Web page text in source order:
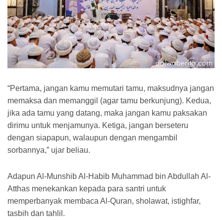
“Pertama, jangan kamu memutari tamu, maksudnya jangan
memaksa dan memanggil (agar tamu berkunjung). Kedua,
jika ada tamu yang datang, maka jangan kamu paksakan
dirimu untuk menjamunya. Ketiga, jangan berseteru
dengan siapapun, walaupun dengan mengambil
sorbannya,” ujar beliau.
Adapun Al-Munshib Al-Habib Muhammad bin Abdullah Al-
Atthas menekankan kepada para santri untuk
memperbanyak membaca Al-Quran, sholawat, istighfar,
tasbih dan tahlil.